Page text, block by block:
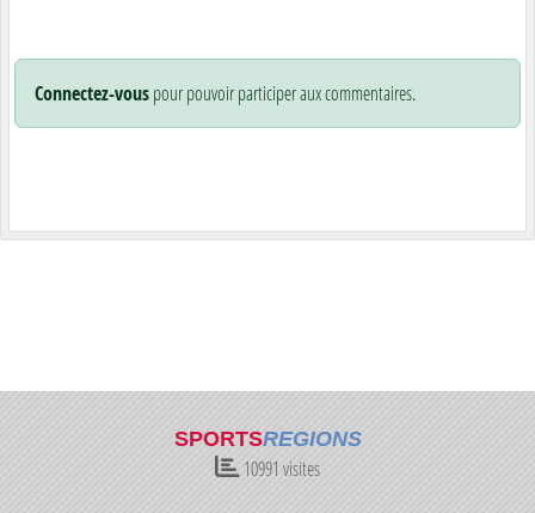
Connectez-vouspour pouvoir participer aux commentaires.
SPORTSREGIONS
10991 visites